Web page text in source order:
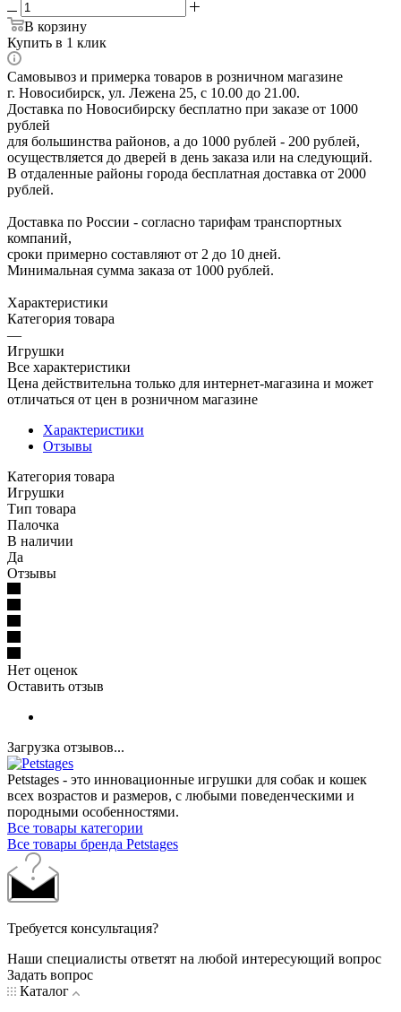
В корзину
Купить в 1 клик
Самовывоз и примерка товаров в розничном магазине
г. Новосибирск, ул. Лежена 25, с 10.00 до 21.00.
Доставка по Новосибирску бесплатно при заказе от 1000
рублей
для большинства районов, а до 1000 рублей - 200 рублей,
осуществляется до дверей в день заказа или на следующий.
В отдаленные районы города бесплатная доставка от 2000
рублей.
Доставка по России - согласно тарифам транспортных
компаний,
сроки примерно составляют от 2 до 10 дней.
Минимальная сумма заказа от 1000 рублей.
Характеристики
Категория товара
—
Игрушки
Все характеристики
Цена действительна только для интернет-магазина и может
отличаться от цен в розничном магазине
Характеристики
Отзывы
Категория товара
Игрушки
Тип товара
Палочка
В наличии
Да
Отзывы
Нет оценок
Оставить отзыв
Загрузка отзывов...
Petstages - это инновационные игрушки для собак и кошек
всех возрастов и размеров, с любыми поведенческими и
породными особенностями.
Все товары категории
Все товары бренда Petstages
Требуется консультация?
Наши специалисты ответят на любой интересующий вопрос
Задать вопрос
Каталог